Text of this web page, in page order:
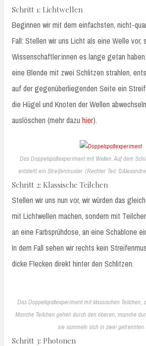
Schritt 1: Lichtwellen
Beginnen wir mit dem einfachsten, nicht-
Fall: Stellen wir uns Licht als eine Welle vor,
Wissenschaftler:innen es lange getan
eine Blende mit zwei Schlitzen strahlen,
auf der gegenüberliegenden Seite ein
die Hügel und Knoten der Wellen
auslöschen (mehr dazu hier).
Das Doppelspaltexperiment mit Wellen. Auf dem
entsteht ein Streifenmuster. (Rechter Teil:
Schritt 2: Klassische Teilchen
Stellen wir uns nun vor, wir würden das
mit Lichtwellen machen, sondern mit
an eine Farbsprühdose, an eine Schablone
In dem Fall sehen wir rechts kein
dicke Flecken direkt hinter den Schlitzen.
Das Doppelspaltexperiment mit klassischen Teilchen,
Manche Teilchen gehen durch den oberen, manche
sie sammeln sich in zwei getrennten
Schritt 3: Photonen